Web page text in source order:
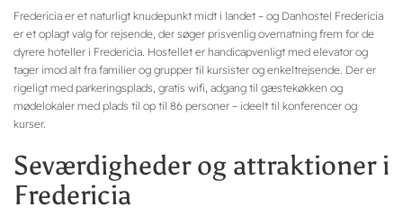
Fredericia er et naturligt knudepunkt midt i landet – og Danhostel Fredericia
er et oplagt valg for rejsende, der søger prisvenlig overnatning frem for de
dyrere hoteller i Fredericia. Hostellet er handicapvenligt med elevator og
tager imod alt fra familier og grupper til kursister og enkeltrejsende. Der er
rigeligt med parkeringsplads, gratis wifi, adgang til gæstekøkken og
mødelokaler med plads til op til 86 personer – ideelt til konferencer og
kurser.
Seværdigheder og attraktioner i
Fredericia